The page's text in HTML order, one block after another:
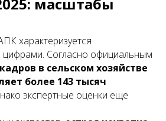
характеризуется
цифрами. Согласно официальным
в сельском хозяйстве
более 143 тысяч
экспертные оценки еще